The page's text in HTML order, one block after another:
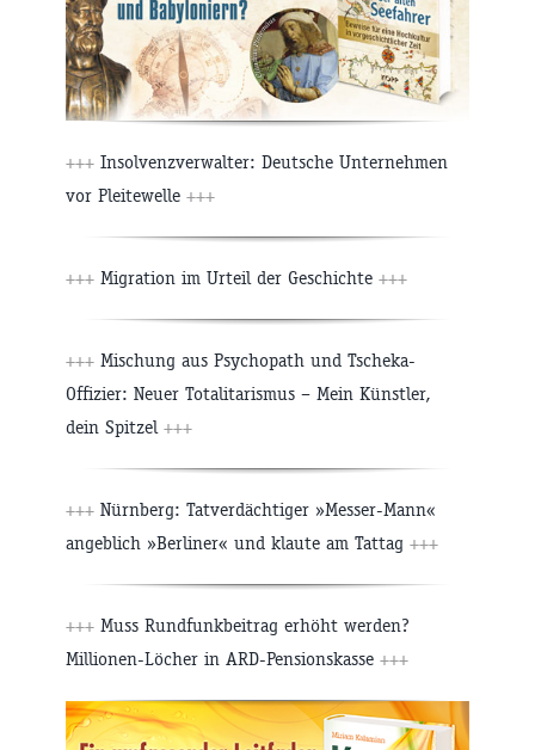
+++ Insolvenzverwalter: Deutsche Unternehmen
vor Pleitewelle +++
+++ Migration im Urteil der Geschichte +++
+++ Mischung aus Psychopath und Tscheka-
Offizier: Neuer Totalitarismus – Mein Künstler,
dein Spitzel +++
+++ Nürnberg: Tatverdächtiger »Messer-Mann«
angeblich »Berliner« und klaute am Tattag +++
+++ Muss Rundfunkbeitrag erhöht werden?
Millionen-Löcher in ARD-Pensionskasse +++